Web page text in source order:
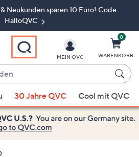
Neukunden sparen 10 Euro! Code:
HalloQVC
MEIN QVC
0
WARENKORB
30 Jahre QVC Cool mit QVC